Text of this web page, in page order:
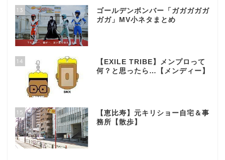
13
ゴールデンボンバー「ガガガガガ
ガガ」MV小ネタまとめ
14
【EXILE TRIBE】メンプロって
何？と思ったら…【メンディー】
15
【恵比寿】元キリショー自宅＆事
務所【散歩】